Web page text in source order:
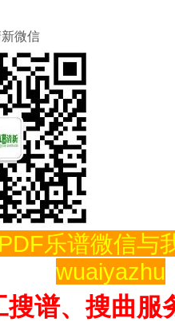
微信
乐谱微信与
wuaiyazhu
搜谱、搜曲服